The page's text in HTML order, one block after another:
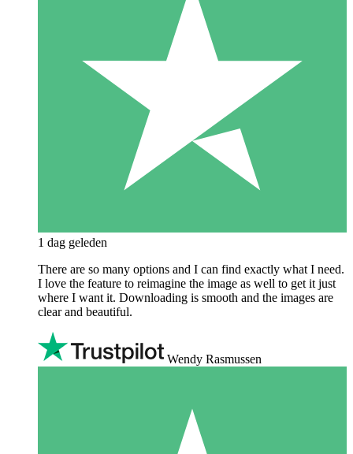
1 dag geleden
There are so many options and I can find exactly what I need.
I love the feature to reimagine the image as well to get it just
where I want it. Downloading is smooth and the images are
clear and beautiful.
Wendy Rasmussen